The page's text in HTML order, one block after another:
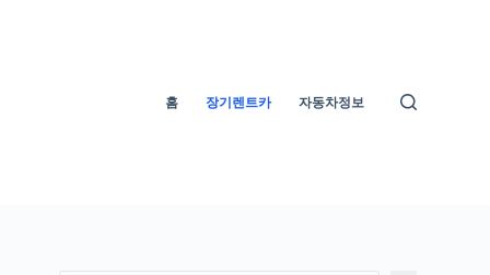
홈 장기렌트카 자동차정보